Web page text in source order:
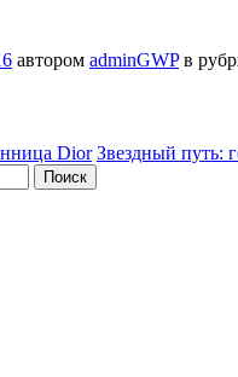
автором adminGWPв
Dior Звездный путь: